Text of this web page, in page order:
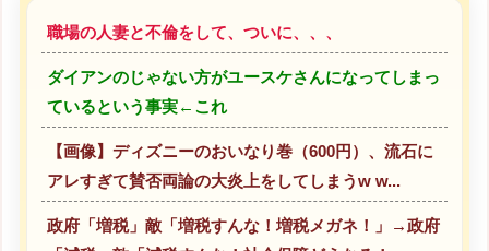
職場の人妻と不倫をして、ついに、、、
ダイアンのじゃない方がユースケさんになってしまっ
ているという事実←これ
【画像】ディズニーのおいなり巻（600円）、流石に
アレすぎて賛否両論の大炎上をしてしまうw w...
政府「増税」敵「増税すんな！増税メガネ！」→政府